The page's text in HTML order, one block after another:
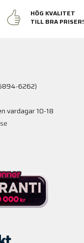
HÖG KVALITET
TILL BRA PRISER!
6262)
vardagar 10-18